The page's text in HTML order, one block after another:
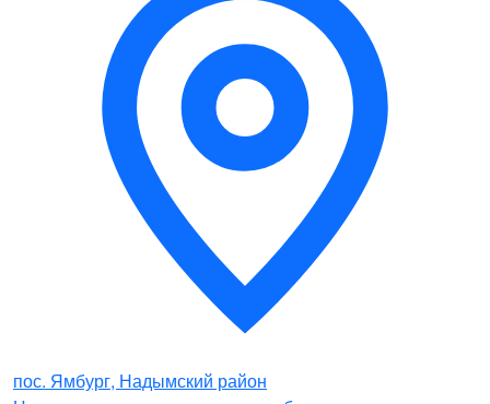
пос. Ямбург, Надымский район